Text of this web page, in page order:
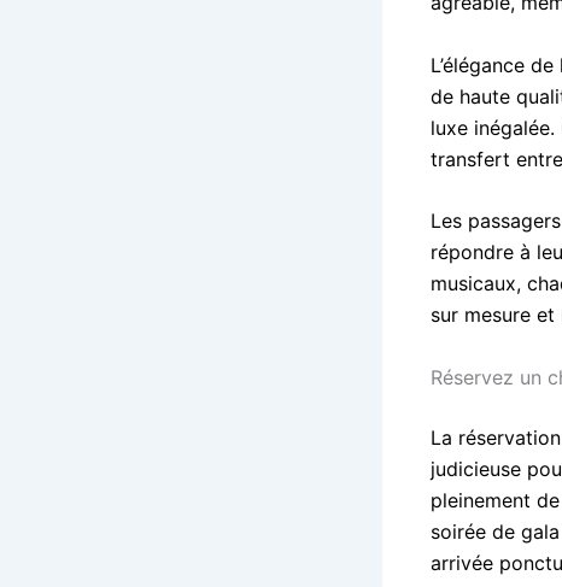
L’élégance
de haute
luxe
transfert
Les
répondre à
musicaux,
sur mesure et
Réservez un
La
judicieuse
pleinement
soirée de
arrivée